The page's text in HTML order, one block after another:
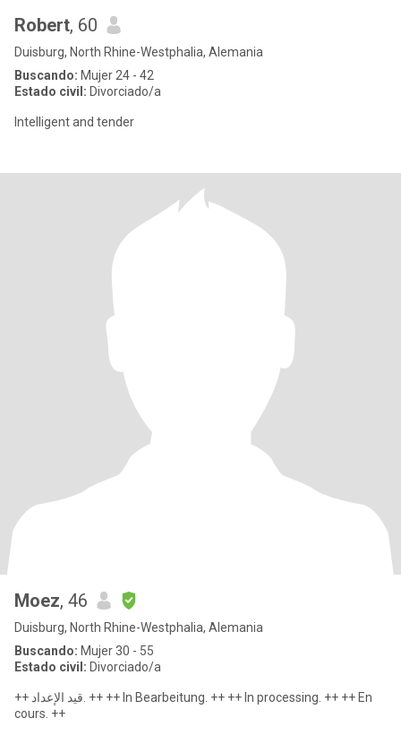
Robert, 60
Duisburg, North Rhine-Westphalia, Alemania
Buscando: Mujer 24 - 42
Estado civil: Divorciado/a
Intelligent and tender
Moez, 46
Duisburg, North Rhine-Westphalia, Alemania
Buscando: Mujer 30 - 55
Estado civil: Divorciado/a
++ قيد الإعداد. ++ ++ In Bearbeitung. ++ ++ In processing. ++ ++ En
cours. ++